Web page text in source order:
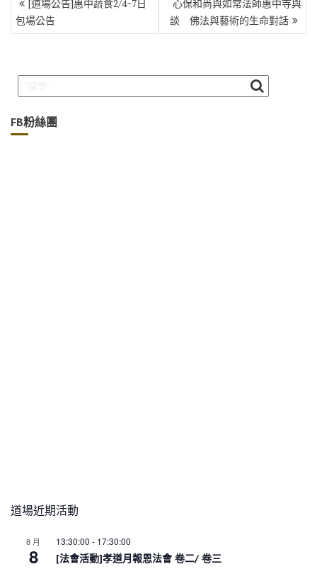
章
導
[道場公告]惠中蔬食2/4~7日
包場公告
心保和尚與如常法師惠中寺與
談 佛法與藝術的生命對話
FB粉絲團
道場近期活動
8 月
8
13:30:00 - 17:30:00
[法會活動]孝道月報恩法會 卷二/ 卷三